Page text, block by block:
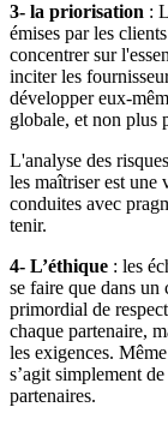
3- la priorisation :
émises par les
concentrer sur
inciter les
développer eux-
globale, et non plus
L'analyse des
les maîtriser est une
conduites avec
tenir.
4- L’éthique : les
se faire que dans
primordial de
chaque partenaire,
les exigences.
s’agit simplement
partenaires.